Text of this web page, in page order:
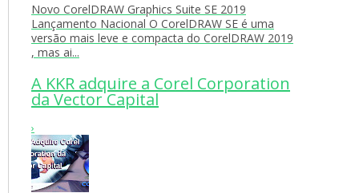
Novo CorelDRAW Graphics Suite SE 2019
Lançamento Nacional O CorelDRAW SE é uma
versão mais leve e compacta do CorelDRAW 2019
, mas ai...
A KKR adquire a Corel Corporation
da Vector Capital
›